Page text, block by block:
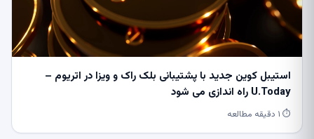
استیبل کوین جدید با پشتیبانی بلک راک و ویزا در اتریوم –
U.Today راه اندازی می شود
⏱ ۱ دقیقه مطالعه